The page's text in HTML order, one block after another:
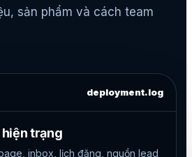
sản phẩm và cách team
deployment.log
trạng
inbox, lịch đăng, nguồn lead